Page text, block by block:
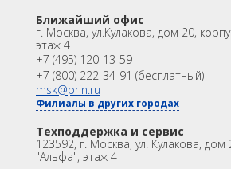
Ближайший офис
г. Москва, ул.Кулакова, дом 20,
этаж 4
+7 (495) 120-13-59
+7 (800) 222-34-91 (бесплатный)
msk@prin.ru
Филиалы в других городах
Техподдержка и сервис
123592, г. Москва, ул. Кулакова, дом
"Альфа", этаж 4
Модемы
Аксеcсуары
Распродажа
ИНФОРМАЦИЯ
Акции
Университет
О Компании